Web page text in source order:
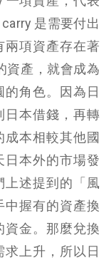
是需要付出
兩項資產存在著
資產，就會成為
角色。因為日
日本借錢，再轉
成本相較其他國
日本外的市場發
上述提到的「風
中握有的資產換
資金。那麼兌換
上升，所以日